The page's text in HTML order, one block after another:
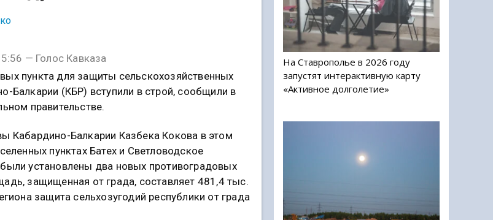
— Голос Кавказа
пункта для защиты сельскохозяйственных
Балкарии (КБР) вступили в строй, сообщили в
правительстве.
Кабардино-Балкарии Казбека Кокова в этом
пунктах Батех и Светловодское
установлены два новых противоградовых
защищенная от града, составляет 481,4 тыс.
защита сельхозугодий республики от града
На Ставрополье в 2026 году
запустят интерактивную карту
«Активное долголетие»